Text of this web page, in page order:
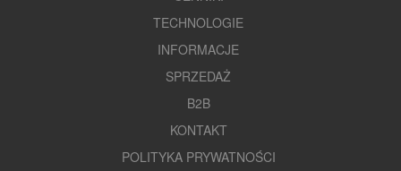
TECHNOLOGIE
INFORMACJE
SPRZEDAŻ
B2B
KONTAKT
POLITYKA PRYWATNOŚCI